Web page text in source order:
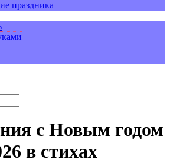
праздника
с Новым годом
в стихах